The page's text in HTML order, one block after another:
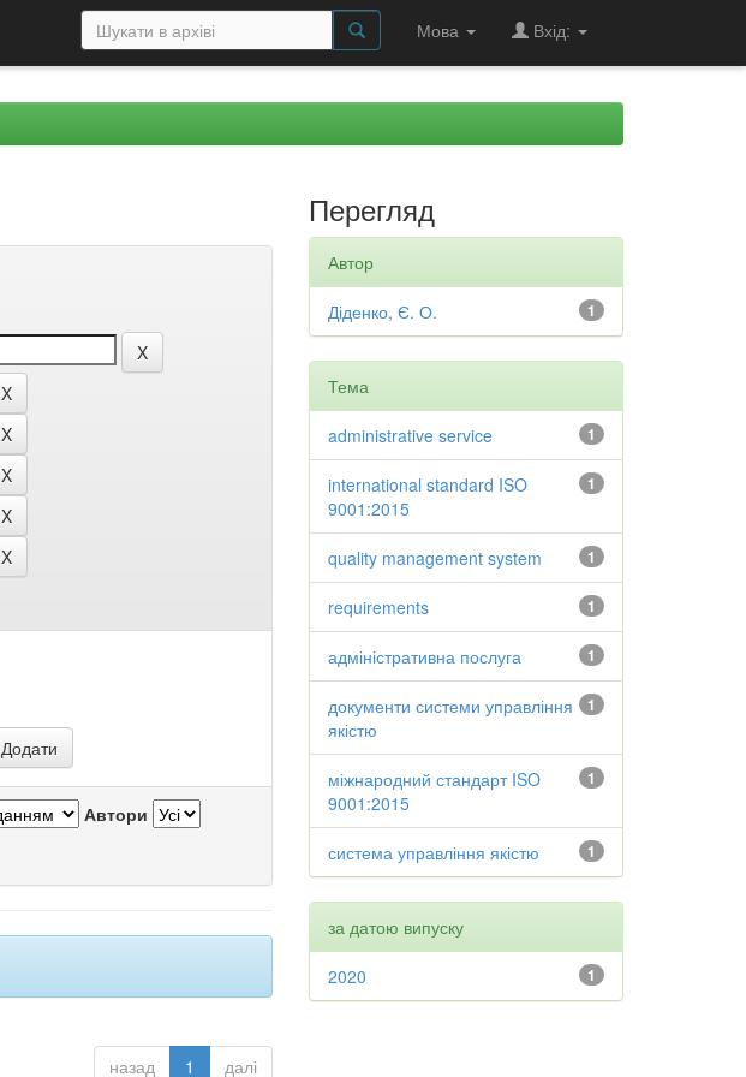
Мова Вхід:
Автори
назад 1 далі
Перегляд
Автор
1
Діденко, Є. О.
Тема
1
administrative service
1
international standard ISO
9001:2015
1
quality management system
1
requirements
1
адміністративна послуга
1
документи системи управління
якістю
1
міжнародний стандарт ISO
9001:2015
1
система управління якістю
за датою випуску
1
2020